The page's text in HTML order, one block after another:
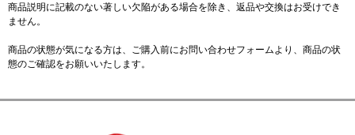
商品説明に記載のない著しい欠陥がある場合を除き、返品や交換はお受けでき
ません。
商品の状態が気になる方は、ご購入前にお問い合わせフォームより、商品の状
態のご確認をお願いいたします。